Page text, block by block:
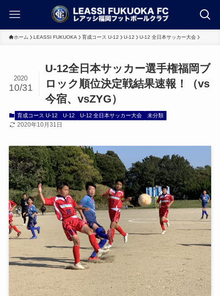
ホーム LEASSI FUKUOKA 育成コース U-12 U-12 U-12 全日本サッカー大会
U-12全日本サッカー選手権福岡ブ
ロック順位決定戦結果速報！（vs
今宿、vsZYG）
2020
10/31
育成コース U-12 U-12 U-12 全日本サッカー大会 未分類
2020年10月31日